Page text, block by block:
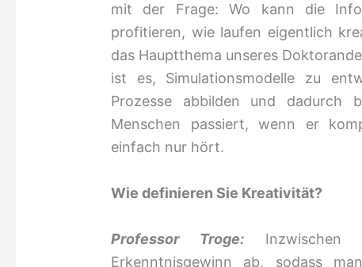
mit der Frage: Wo kann die
profitieren, wie laufen eigentlich
das Hauptthema unseres
ist es, Simulationsmodelle zu
Prozesse abbilden und dadurch
Menschen passiert, wenn er
einfach nur hört.
Wie definieren Sie Kreativität?
Professor Troge:
Erkenntnisgewinn ab, sodass